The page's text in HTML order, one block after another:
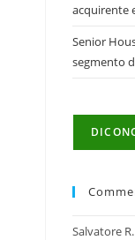
acquirente
Senior
segmento
Salvatore R.